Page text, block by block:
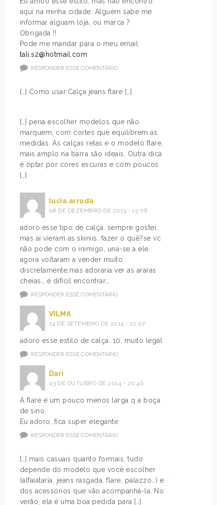
aqui na minha cidade. Alguém sabe me
informar alguam loja, ou marca ?
Obrigada !!
Pode me mandar para o meu email:
tali.s2@hotmail.com
RESPONDER ESSE COMENTÁRIO
[…] Como usar:Calça jeans flare […]
[…] pena escolher modelos que não
marquem, com cortes que equilibrem as
medidas. As calças retas e o modelo flare,
mais amplo na barra são ideais. Outra dica
é optar por cores escuras e com poucos
[…]
lucia arruda
08 DE DEZEMBRO DE 2013 - 15:06
adoro esse tipo de calça. sempre gostei,
mas aí vieram as skiniis. fazer o quê?se vc
não pode com o inimigo, una-se a ele.
agora voltaram a vender muito
discretamente,mas adoraria ver as araras
cheias… é difícil encontrar….
RESPONDER ESSE COMENTÁRIO
VILMA
24 DE SETEMBRO DE 2014 - 21:07
adoro esse estilo de calça. 10. muito legal
RESPONDER ESSE COMENTÁRIO
Dari
03 DE OUTUBRO DE 2014 - 20:40
A flare é um pouco menos larga q a boça
de sino.
Eu adoro, fica super elegante
RESPONDER ESSE COMENTÁRIO
[…] mais casuais quanto formais, tudo
depende do modelo que você escolher
(alfaiataria, jeans rasgada, flare, palazzo…) e
dos acessórios que vão acompanhá-la. No
verão, ela é uma boa pedida para […]